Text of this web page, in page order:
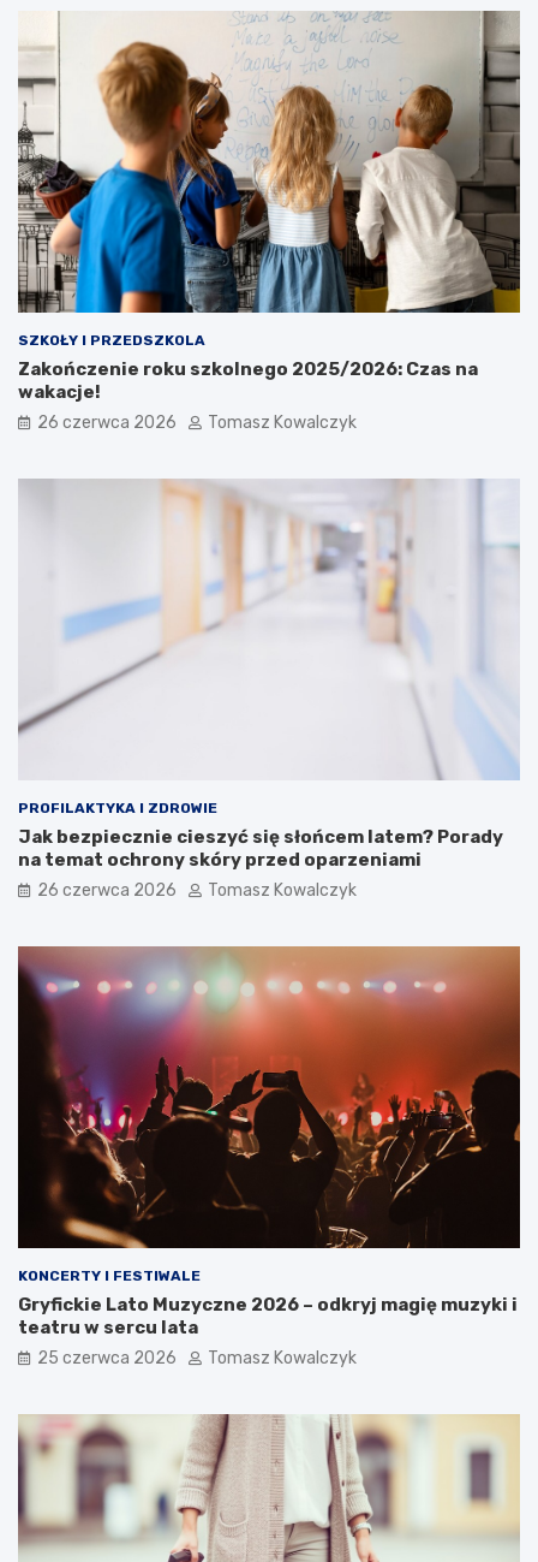
SZKOŁY I PRZEDSZKOLA
Zakończenie roku szkolnego 2025/2026: Czas na
wakacje!
26 czerwca 2026 Tomasz Kowalczyk
PROFILAKTYKA I ZDROWIE
Jak bezpiecznie cieszyć się słońcem latem? Porady
na temat ochrony skóry przed oparzeniami
26 czerwca 2026 Tomasz Kowalczyk
KONCERTY I FESTIWALE
Gryfickie Lato Muzyczne 2026 – odkryj magię muzyki i
teatru w sercu lata
25 czerwca 2026 Tomasz Kowalczyk